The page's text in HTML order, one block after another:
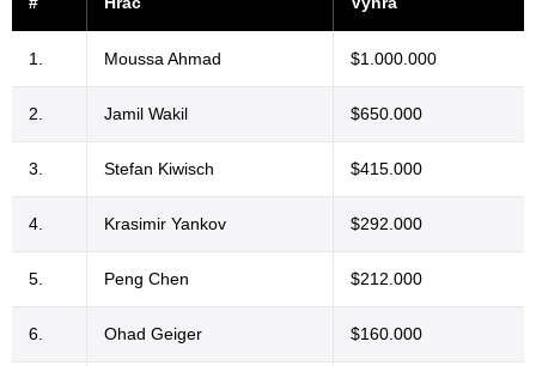
1. Moussa Ahmad $1.000.000
2. Jamil Wakil $650.000
3. Stefan Kiwisch $415.000
4. Krasimir Yankov $292.000
5. Peng Chen $212.000
6. Ohad Geiger $160.000